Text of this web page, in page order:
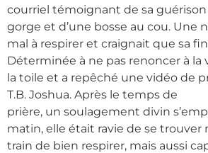
courriel témoignant de sa guérison
gorge et d’une bosse au cou. Une
mal à respirer et craignait que sa
Déterminée à ne pas renoncer à la
la toile et a repêché une vidéo de
T.B. Joshua. Après le temps de
prière, un soulagement divin
matin, elle était ravie de se
train de bien respirer, mais aussi